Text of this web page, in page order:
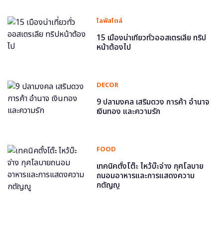
ไลฟ์สไตล์
15 เมืองน่าเที่ยวทั่วออสเตรเลีย ทริป
หน้าต้องไป
DECOR
9 ปลามงคล เสริมดวง การค้า อำนาจ
เงินทอง และความรัก
FOOD
เทคนิคตั้งโต๊ะ ไหว้บ๊ะจ่าง กุศโลบาย
ถนอมอาหารและการแสดงความ
กตัญญู